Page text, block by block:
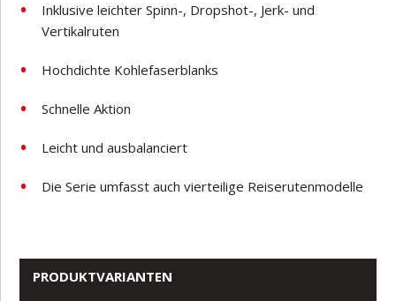
Inklusive leichter Spinn-, Dropshot-, Jerk- und
Vertikalruten
Hochdichte Kohlefaserblanks
Schnelle Aktion
Leicht und ausbalanciert
Die Serie umfasst auch vierteilige Reiserutenmodelle
PRODUKTVARIANTEN